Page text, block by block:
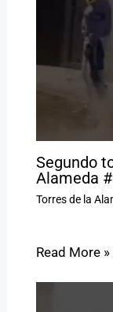
Segundo
Alameda
Torres de la
Read More »